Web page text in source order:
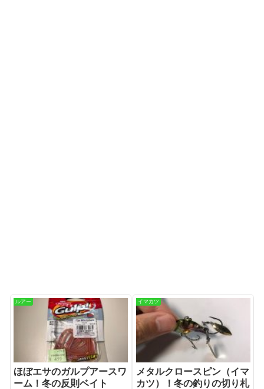
ルアー
ほぼエサのガルプアースワ
ーム！冬の反則ベイト
イマカツ
メタルクロースピン（イマ
カツ）！冬の釣りの切り札